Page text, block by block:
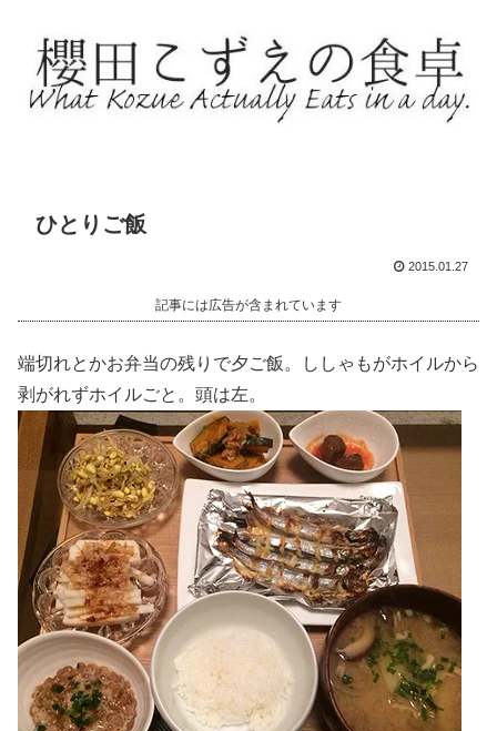
ひとりご飯
2015.01.27
記事には広告が含まれています
端切れとかお弁当の残りで夕ご飯。ししゃもがホイルから
剥がれずホイルごと。頭は左。